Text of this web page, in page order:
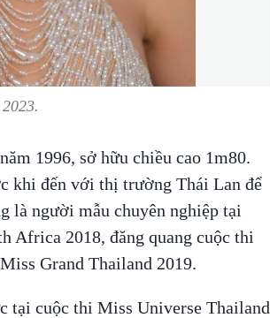
1996, sở hữu chiều cao 1m80.
khi đến với thị trường Thái Lan để
là người mẫu chuyên nghiệp tại
Africa 2018, đăng quang cuộc thi
Grand Thailand 2019.
tại cuộc thi Miss Universe Thailand